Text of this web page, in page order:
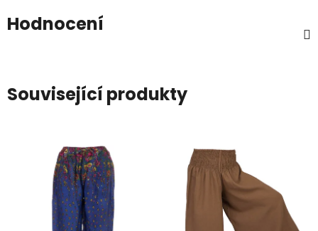
Hodnocení
Související produkty